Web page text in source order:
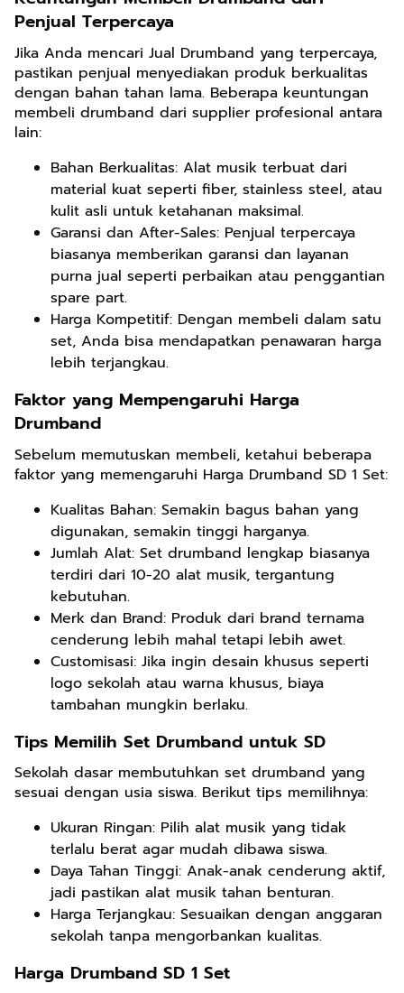
Penjual Terpercaya
Jika Anda mencari Jual Drumband yang terpercaya,
pastikan penjual menyediakan produk berkualitas
dengan bahan tahan lama. Beberapa keuntungan
membeli drumband dari supplier profesional antara
lain:
Bahan Berkualitas: Alat musik terbuat dari
material kuat seperti fiber, stainless steel, atau
kulit asli untuk ketahanan maksimal.
Garansi dan After-Sales: Penjual terpercaya
biasanya memberikan garansi dan layanan
purna jual seperti perbaikan atau penggantian
spare part.
Harga Kompetitif: Dengan membeli dalam satu
set, Anda bisa mendapatkan penawaran harga
lebih terjangkau.
Faktor yang Mempengaruhi Harga
Drumband
Sebelum memutuskan membeli, ketahui beberapa
faktor yang memengaruhi Harga Drumband SD 1 Set:
Kualitas Bahan: Semakin bagus bahan yang
digunakan, semakin tinggi harganya.
Jumlah Alat: Set drumband lengkap biasanya
terdiri dari 10-20 alat musik, tergantung
kebutuhan.
Merk dan Brand: Produk dari brand ternama
cenderung lebih mahal tetapi lebih awet.
Customisasi: Jika ingin desain khusus seperti
logo sekolah atau warna khusus, biaya
tambahan mungkin berlaku.
Tips Memilih Set Drumband untuk SD
Sekolah dasar membutuhkan set drumband yang
sesuai dengan usia siswa. Berikut tips memilihnya:
Ukuran Ringan: Pilih alat musik yang tidak
terlalu berat agar mudah dibawa siswa.
Daya Tahan Tinggi: Anak-anak cenderung aktif,
jadi pastikan alat musik tahan benturan.
Harga Terjangkau: Sesuaikan dengan anggaran
sekolah tanpa mengorbankan kualitas.
Harga Drumband SD 1 Set